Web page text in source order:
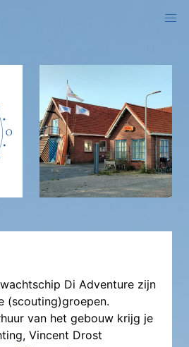
Di Adventure zijn
(scouting)groepen.
van het gebouw krijg je
Vincent Drost